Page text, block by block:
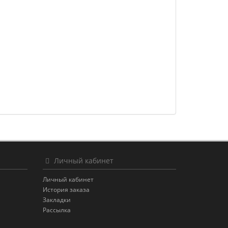
Личный кабинет
Личный кабинет
История заказа
Закладки
Рассылка